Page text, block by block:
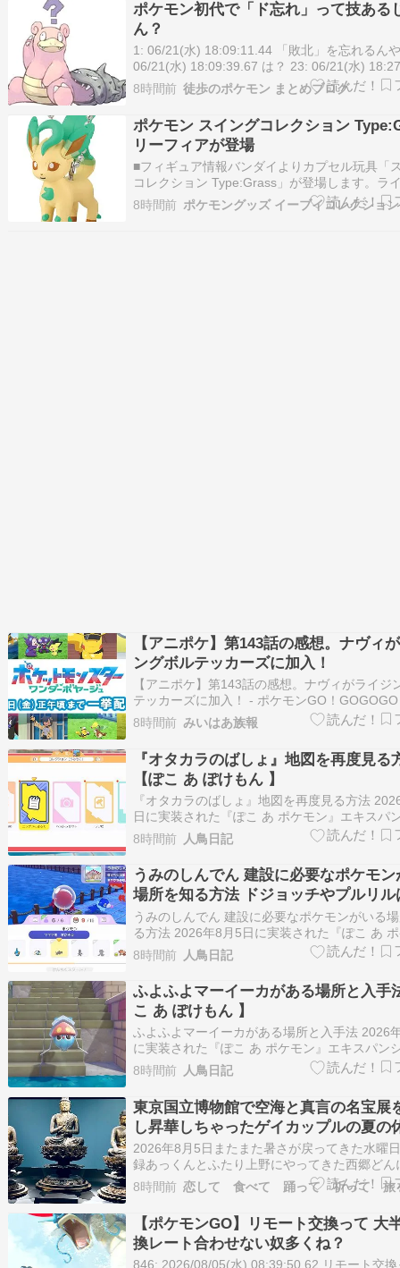
ポケモン初代で「ド忘れ」って技ある
ん？
1: 06/21(水) 18:09:11.44 「敗北」を忘れるん
06/21(水) 18:09:39.67 は？ 23: 06/21(水)
どういうこと？ 6: 06/21(水) 18:11:51.25 とく
くぼうがぐーんと上がる模様 …
8時間前 徒歩のポケモン まとめブログ
ポケモン スイングコレクション
リーフィアが登場
■フィギュア情報バンダイよりカプセル玩具「
コレクション Type:Grass」が登場します。ラ
プはくさタイプのポケモンで、リーフィアが入
す。 ポケットモンスター スイングコレクショ
8時間前 ポケモングッズ イーブイコレクション
【アニポケ】第143話の感想。ナヴィ
ングボルテッカーズに加入！
【アニポケ】第143話の感想。ナヴィがライジ
テッカーズに加入！ - ポケモンGO！
きを読む
8時間前 みいはあ族報
『オタカラのばしょ』地図を再度見る
【ぽこ あ ぽけもん 】
『オタカラのばしょ』地図を再度見る方法
日に実装された『ぽこ あ ポケモン』エキスパ
パス第一弾の『ブクブクうみぞこの街』には、
ドに『オタカラのばしょ』と呼ばれるアイテ
ています。 このアイテムは、地図に描かれた
き、周辺をダウジング…
8時間前 人鳥日記
うみのしんでん 建設に必要なポケモ
場所を知る方法 ドジョッチやプルリル
こ？【ぽこ あ ぽけもん 】
うみのしんでん 建設に必要なポケモンがいる
る方法 2026年8月5日に実装された『ぽこ あ
ン』エキスパンションパス第一弾の『ブクブク
の街』では、ストーリー上で『うみのしんで
を行うことになります。 『うみのしんでん』
は、『ヘイガニ』、『サ…
8時間前 人鳥日記
ふよふよマーイーカがある場所と入手
こ あ ぽけもん 】
ふよふよマーイーカがある場所と入手法 2026
に実装された『ぽこ あ ポケモン』エキスパン
ス第一弾の『ブクブクうみぞこの街』では、新
よふよマーイーカ』と呼ばれるアイテムが追
り、一部の生息地などでも必要となります。
では、『ふよふよマー…
8時間前 人鳥日記
東京国立博物館で空海と真言の名宝展
し昇華しちゃったゲイカップルの夏の
2026年8月5日またまた暑さが戻ってきた水曜
録あっくんとふたり上野にやってきた西郷どん
して上野恩賜公園をてくてくランウェイしなが
目的地東京国立博物館にやってきた特別展空
名宝を観にきたのよ入り口はポケモンマンホ
東京国立博物館はもしや今…
8時間前 恋して 食べて 踊って 祈って 旅
【ポケモンGO】リモート交換って 大
換レート合わせない奴多くね？
846: 2026/08/05(水) 08:39:50.62 リモート交